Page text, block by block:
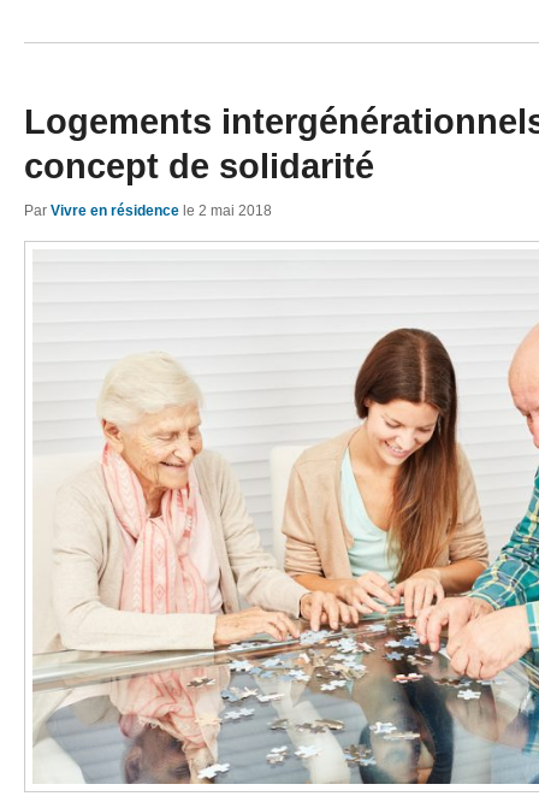
Logements
concept de solidarité
Par Vivre en résidence le 2 mai 2018